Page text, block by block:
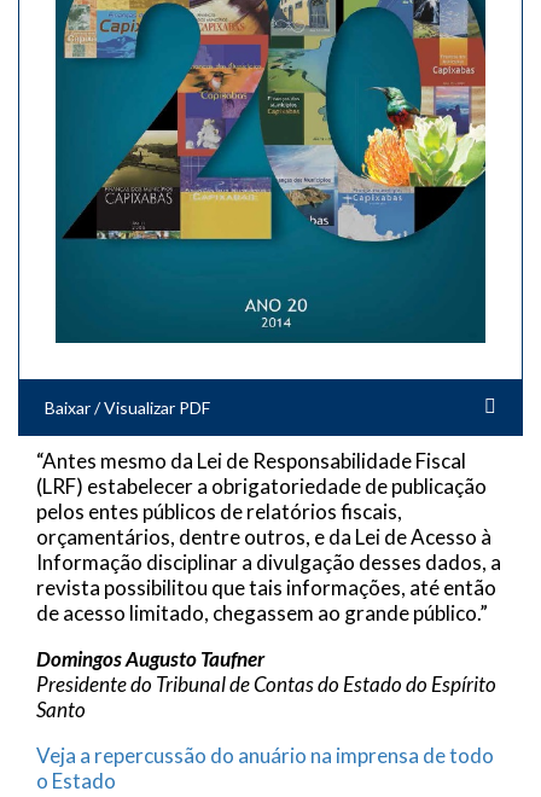
Baixar / Visualizar PDF
“Antes mesmo da Lei de Responsabilidade Fiscal
(LRF) estabelecer a obrigatoriedade de publicação
pelos entes públicos de relatórios fiscais,
orçamentários, dentre outros, e da Lei de Acesso à
Informação disciplinar a divulgação desses dados, a
revista possibilitou que tais informações, até então
de acesso limitado, chegassem ao grande público.”
Domingos Augusto Taufner
Presidente do Tribunal de Contas do Estado do Espírito
Santo
Veja a repercussão do anuário na imprensa de todo
o Estado